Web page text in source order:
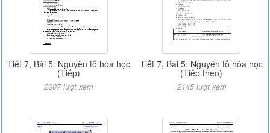
Tiết 7, Bài 5: Nguyên tố hóa học
(Tiếp)
2007 lượt xem
Tiết 7, Bài 5: Nguyên tố hóa học
(Tiếp theo)
2145 lượt xem